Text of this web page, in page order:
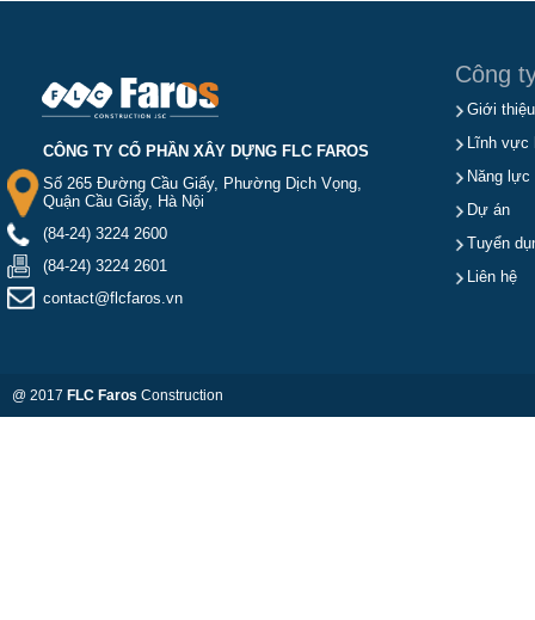
CÔNG TY CỔ PHẦN XÂY DỰNG FLC FAROS
Số 265 Đường Cầu Giấy, Phường Dịch Vọng,
Quận Cầu Giấy, Hà Nội
(84-24) 3224 2600
(84-24) 3224 2601
contact@flcfaros.vn
Công
Giới thiệu
Lĩnh vực
Năng lực
Dự án
Tuyển
Liên hệ
@ 2017 FLC Faros Construction